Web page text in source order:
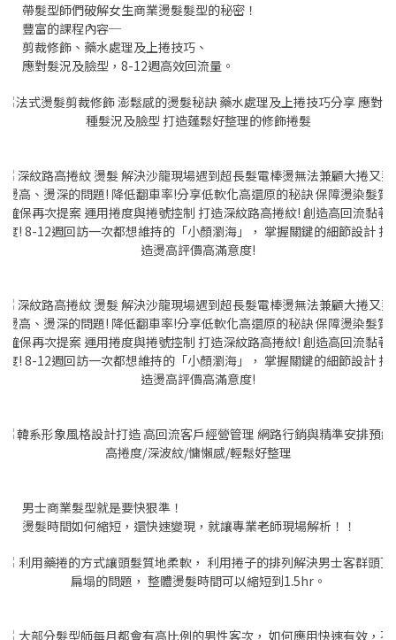
帶髮型師們破解女生商業燙髮髮型的秘密！
豐富的課程內容─
剪裁修飾、藥水處理及上捲技巧、
應對髮況及臉型，8-12週高效回流量。
男士商業髮型就是要快狠準！
燙髮時間如何縮短，還快速變現，就讓專業老師現場解析！！